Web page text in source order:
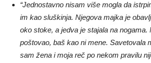
“Jednostavno nisam više mogla da
im kao sluškinja. Njegova majka je
oko stoke, a jedva je stajala na nogama.
poštovao, baš kao ni mene. Savetovala
sam žena i moja reč po nekom pravilu